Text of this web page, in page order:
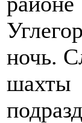
ночь.